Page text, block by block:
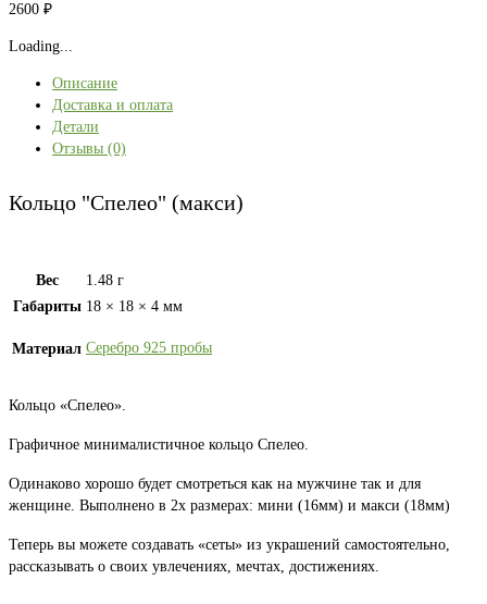
2600 ₽
Loading...
Описание
Доставка и оплата
Детали
Отзывы (0)
Кольцо "Спелео" (макси)
Вес
1.48 г
Габариты 18 × 18 × 4 мм
Материал Серебро 925 пробы
Кольцо «Спелео».
Графичное минималистичное кольцо Спелео.
Одинаково хорошо будет смотреться как на мужчине так и для
женщине. Выполнено в 2х размерах: мини (16мм) и макси (18мм)
Теперь вы можете создавать «сеты» из украшений самостоятельно,
рассказывать о своих увлечениях, мечтах, достижениях.